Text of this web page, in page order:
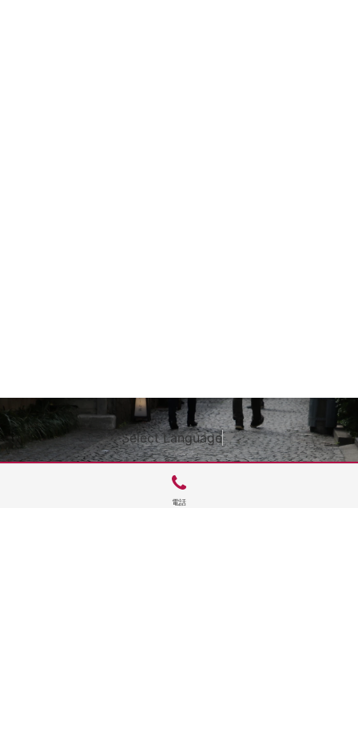
Select Language▼
電話